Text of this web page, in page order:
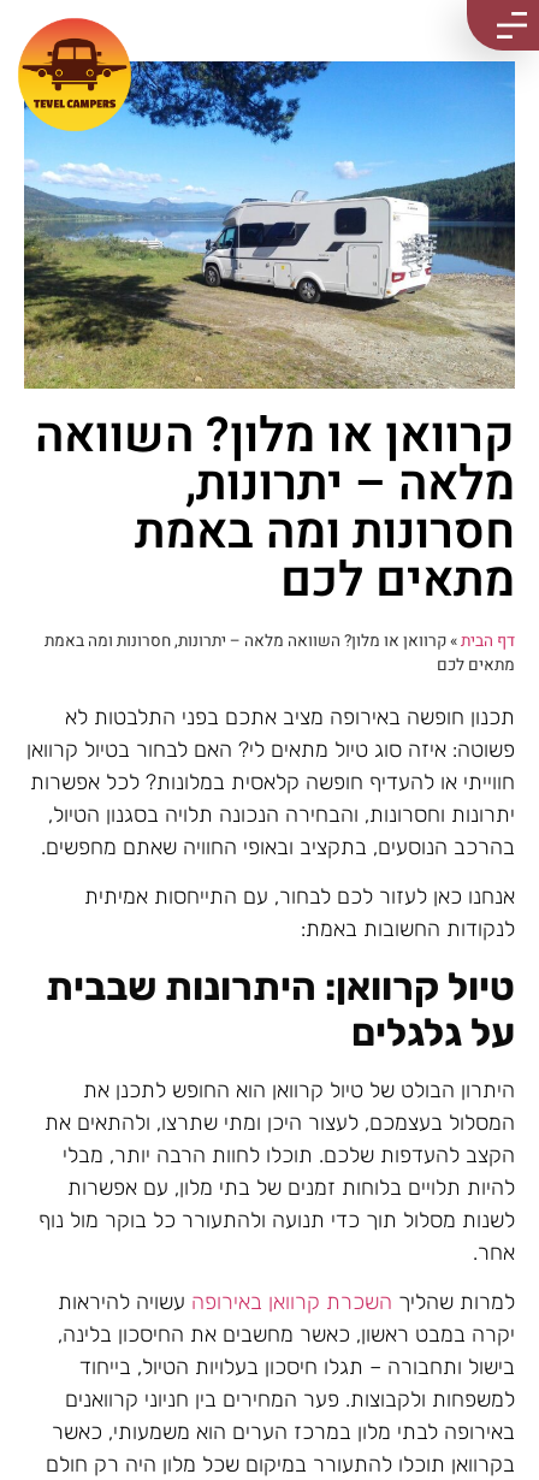
קרוואן או מלון? השוואה
מלאה – יתרונות,
חסרונות ומה באמת
מתאים לכם
דף הבית»קרוואן או מלון? השוואה מלאה – יתרונות, חסרונות ומה באמת
מתאים לכם
תכנון חופשה באירופה מציב אתכם בפני התלבטות לא
פשוטה: איזה סוג טיול מתאים לי? האם לבחור בטיול קרוואן
חווייתי או להעדיף חופשה קלאסית במלונות? לכל אפשרות
יתרונות וחסרונות, והבחירה הנכונה תלויה בסגנון הטיול,
בהרכב הנוסעים, בתקציב ובאופי החוויה שאתם מחפשים.
אנחנו כאן לעזור לכם לבחור, עם התייחסות אמיתית
לנקודות החשובות באמת:
טיול קרוואן: היתרונות שבבית
על גלגלים
היתרון הבולט של טיול קרוואן הוא החופש לתכנן את
המסלול בעצמכם, לעצור היכן ומתי שתרצו, ולהתאים את
הקצב להעדפות שלכם. תוכלו לחוות הרבה יותר, מבלי
להיות תלויים בלוחות זמנים של בתי מלון, עם אפשרות
לשנות מסלול תוך כדי תנועה ולהתעורר כל בוקר מול נוף
אחר.
למרות שהליך השכרת קרוואן באירופה עשויה להיראות
יקרה במבט ראשון, כאשר מחשבים את החיסכון בלינה,
בישול ותחבורה – תגלו חיסכון בעלויות הטיול, בייחוד
למשפחות ולקבוצות. פער המחירים בין חניוני קרוואנים
באירופה לבתי מלון במרכז הערים הוא משמעותי, כאשר
בקרוואן תוכלו להתעורר במיקום שכל מלון היה רק חולם